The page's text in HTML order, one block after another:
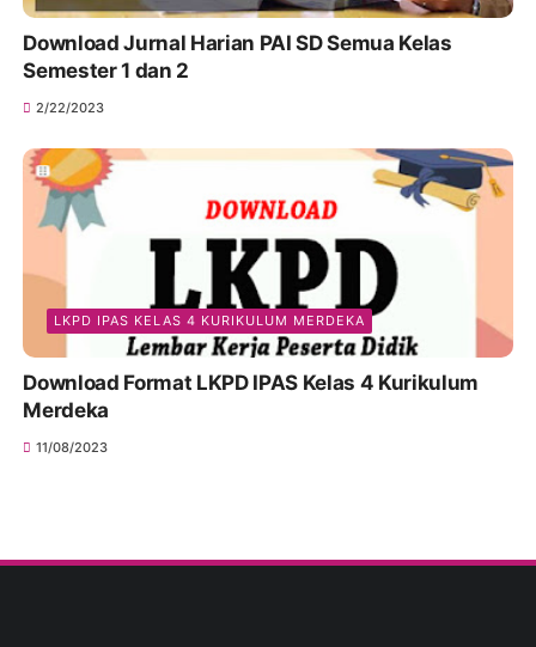
Download Jurnal Harian PAI SD Semua Kelas
Semester 1 dan 2
2/22/2023
LKPD IPAS KELAS 4 KURIKULUM MERDEKA
Download Format LKPD IPAS Kelas 4 Kurikulum
Merdeka
11/08/2023